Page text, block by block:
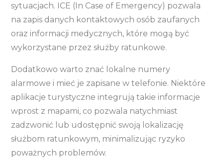
sytuacjach. ICE (In Case of Emergency) pozwala
na zapis danych kontaktowych osób zaufanych
oraz informacji medycznych, które mogą być
wykorzystane przez służby ratunkowe.
Dodatkowo warto znać lokalne numery
alarmowe i mieć je zapisane w telefonie. Niektóre
aplikacje turystyczne integrują takie informacje
wprost z mapami, co pozwala natychmiast
zadzwonić lub udostępnić swoją lokalizację
służbom ratunkowym, minimalizując ryzyko
poważnych problemów.